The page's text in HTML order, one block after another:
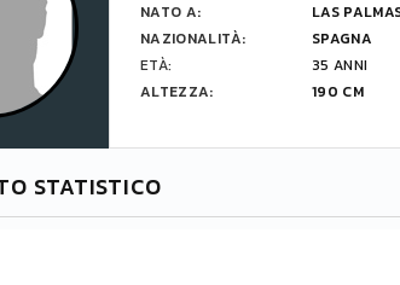
NATO A:
LAS
NAZIONALITÀ:
SPAGNA
ETÀ:
35 ANNI
ALTEZZA:
190 CM
STATISTICO